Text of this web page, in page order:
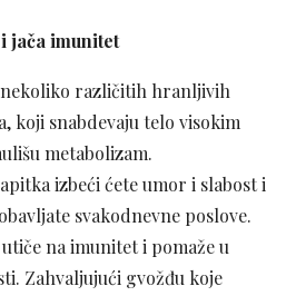
jača imunitet
nekoliko različitih hranljivih
koji snabdevaju telo visokim
metabolizam.
izbeći ćete umor i slabost i
svakodnevne poslove.
na imunitet i pomaže u
Zahvaljujući gvožđu koje